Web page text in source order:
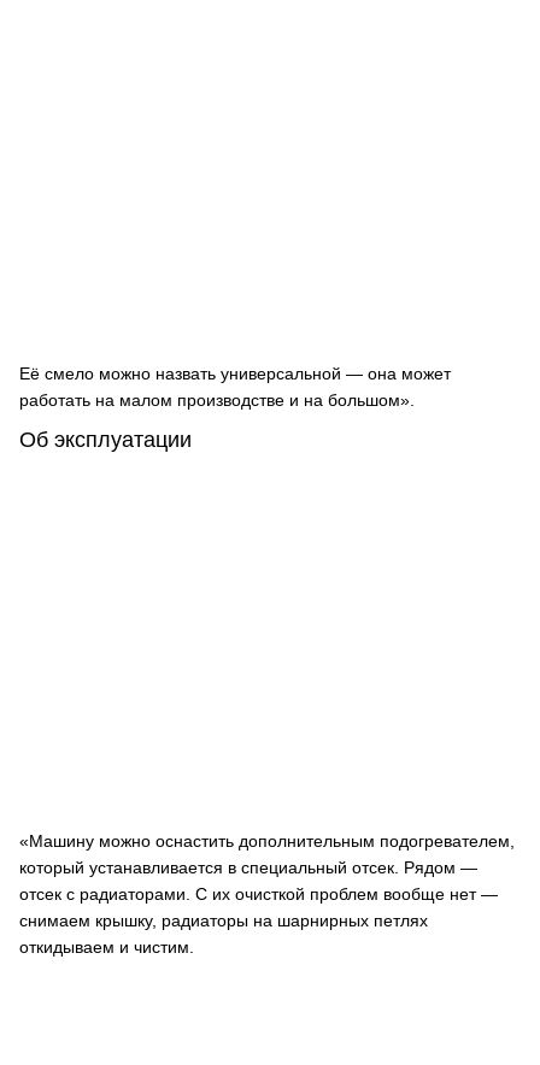
Её смело можно назвать универсальной — она может
работать на малом производстве и на большом».
Об эксплуатации
«Машину можно оснастить дополнительным подогревателем,
который устанавливается в специальный отсек. Рядом —
отсек с радиаторами. С их очисткой проблем вообще нет —
снимаем крышку, радиаторы на шарнирных петлях
откидываем и чистим.